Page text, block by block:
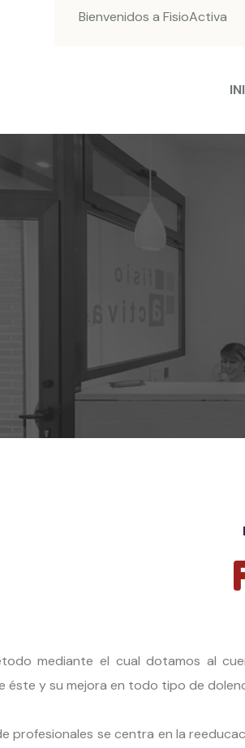
Bienvenidos a FisioActiva
mediante el cual dotamos al
éste y su mejora en todo tipo de
profesionales se centra en la